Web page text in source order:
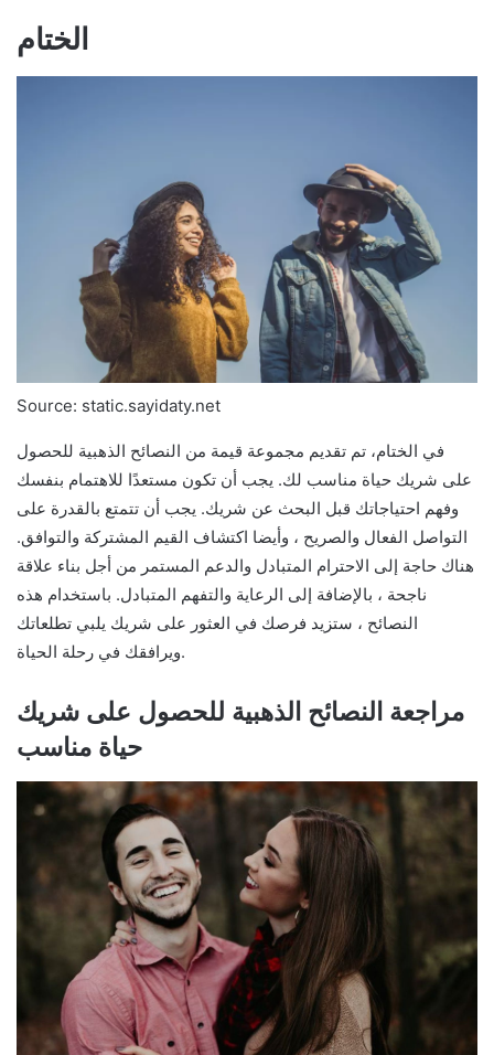
الختام
Source: static.sayidaty.net
في الختام، تم تقديم مجموعة قيمة من النصائح الذهبية للحصول
على شريك حياة مناسب لك. يجب أن تكون مستعدًا للاهتمام بنفسك
وفهم احتياجاتك قبل البحث عن شريك. يجب أن تتمتع بالقدرة على
التواصل الفعال والصريح ، وأيضا اكتشاف القيم المشتركة والتوافق.
هناك حاجة إلى الاحترام المتبادل والدعم المستمر من أجل بناء علاقة
ناجحة ، بالإضافة إلى الرعاية والتفهم المتبادل. باستخدام هذه
النصائح ، ستزيد فرصك في العثور على شريك يلبي تطلعاتك
ويرافقك في رحلة الحياة.
مراجعة النصائح الذهبية للحصول على شريك
حياة مناسب